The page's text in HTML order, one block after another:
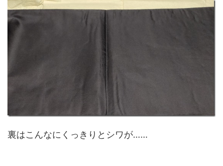
裏はこんなにくっきりとシワが……